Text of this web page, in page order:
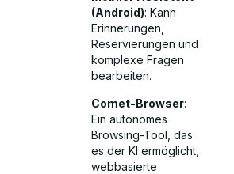
(Android): Kann
Erinnerungen,
Reservierungen und
komplexe Fragen
bearbeiten.
Comet-Browser:
Ein autonomes
Browsing-Tool, das
es der KI ermöglicht,
webbasierte